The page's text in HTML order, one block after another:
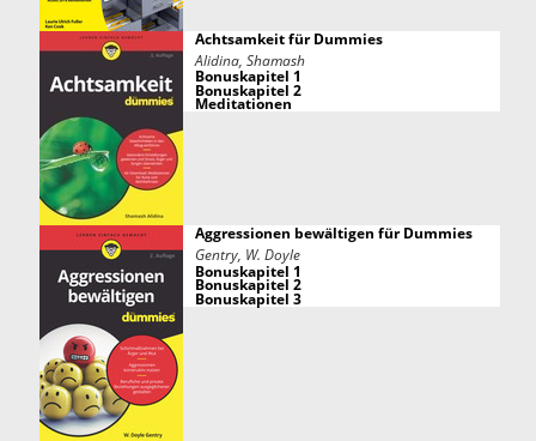
Achtsamkeit für Dummies
Alidina, Shamash
Bonuskapitel 1
Bonuskapitel 2
Meditationen
Aggressionen bewältigen für Dummies
Gentry, W. Doyle
Bonuskapitel 1
Bonuskapitel 2
Bonuskapitel 3